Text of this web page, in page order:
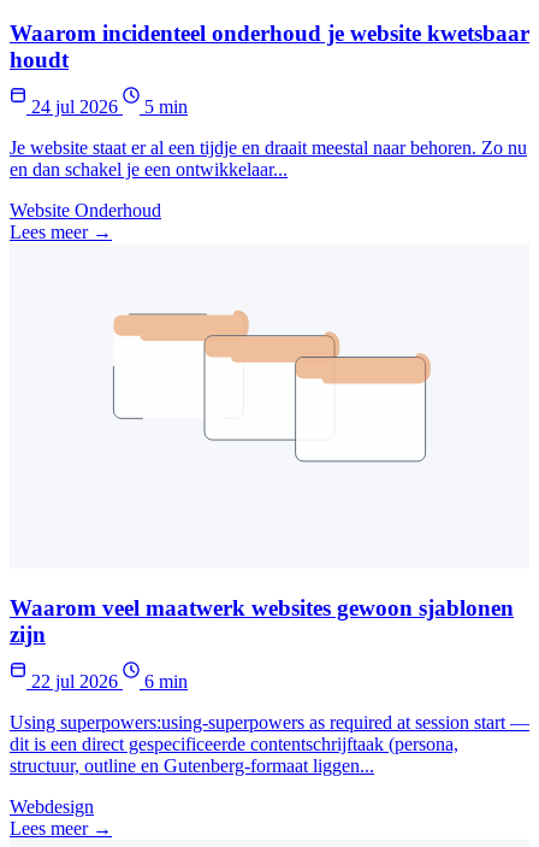
Waarom incidenteel onderhoud je website kwetsbaar
houdt
24 jul 2026
5 min
Je website staat er al een tijdje en draait meestal naar behoren. Zo nu
en dan schakel je een ontwikkelaar...
Website Onderhoud
Lees meer →
Waarom veel maatwerk websites gewoon sjablonen
zijn
22 jul 2026
6 min
Using superpowers:using-superpowers as required at session start —
dit is een direct gespecificeerde contentschrijftaak (persona,
structuur, outline en Gutenberg-formaat liggen...
Webdesign
Lees meer →